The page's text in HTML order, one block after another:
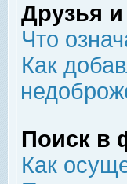
Друзья
Что
Как
Поиск в
Как